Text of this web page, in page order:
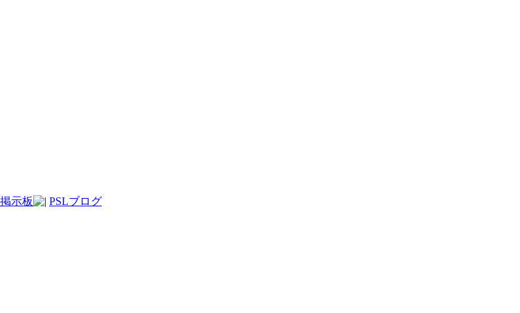
示板 PSLブログ